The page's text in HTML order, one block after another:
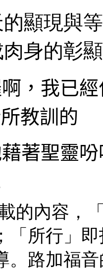
顯現與
身的彰
，我已
教訓的
著聖靈
的內容，
「所行」
。路加福